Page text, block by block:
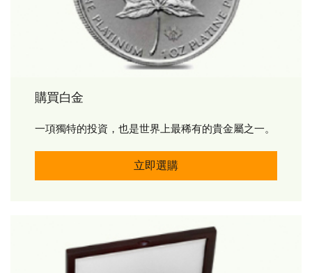
購買白金
一項獨特的投資，也是世界上最稀有的貴金屬之一。
購買白金 立即購買
立即選購